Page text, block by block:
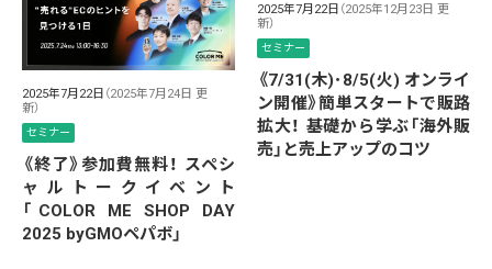
2025年7月22日 （2025年7月24日 更
新）
セミナー
《終了》参加費無料！ スペシ
ャルトークイベント
「COLOR ME SHOP DAY
2025 byGMOペパボ」
2025年7月22日 （2025年12月23日 更
新）
セミナー
《7/31(木)･8/5(火) オンライ
ン開催》簡単スタートで販路
拡大！ 基礎から学ぶ「海外販
売」と売上アップのコツ